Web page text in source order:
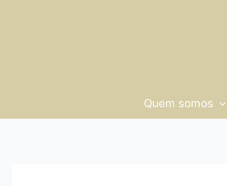
Quem somos